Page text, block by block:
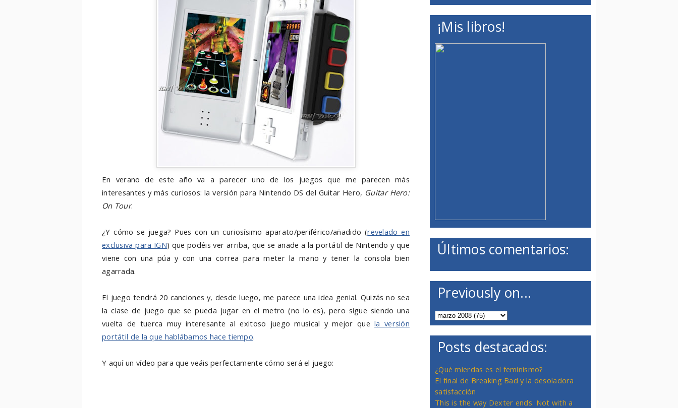
En verano de este año va a parecer uno de los juegos que me parecen más
interesantes y más curiosos: la versión para Nintendo DS del Guitar Hero, Guitar Hero:
On Tour.
¿Y cómo se juega? Pues con un curiosísimo aparato/periférico/añadido (revelado en
exclusiva para IGN) que podéis ver arriba, que se añade a la portátil de Nintendo y que
viene con una púa y con una correa para meter la mano y tener la consola bien
agarrada.
El juego tendrá 20 canciones y, desde luego, me parece una idea genial. Quizás no sea
la clase de juego que se pueda jugar en el metro (no lo es), pero sigue siendo una
vuelta de tuerca muy interesante al exitoso juego musical y mejor quela versión
portátil de la que hablábamos hace tiempo.
Y aquí un vídeo para que veáis perfectamente cómo será el juego:
¡Mis libros!
Últimos comentarios:
Previously on...
Posts destacados:
¿Qué mierdas es el feminismo?
El final de Breaking Bad y la desoladora
satisfacción
This is the way Dexter ends. Not with a